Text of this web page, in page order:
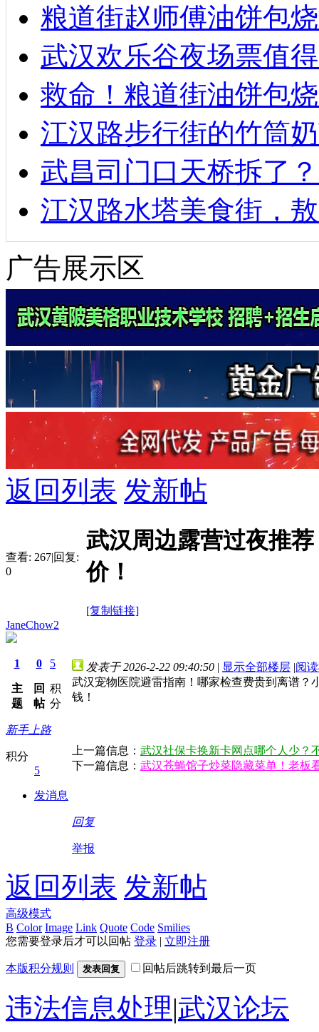
粮道街赵师傅油饼包
武汉欢乐谷夜场票值
救命！粮道街油饼包
江汉路步行街的竹筒
武昌司门口天桥拆了
江汉路水塔美食街，
广告展示区
返回列表 发新帖
查看: 267|回复:
0
武汉周边露营过夜推
价！
[复制链接]
JaneChow2
1
主
题
0
回
帖
5
积
分
新手上路
积分
5
发消息
发表于 2026-2-22 09:40:50 | 显示全部楼层 |阅
武汉宠物医院避雷指南！哪家检查费贵到离谱？
钱！
上一篇信息： 武汉社保卡换新卡网点哪个人少？
下一篇信息： 武汉苍蝇馆子炒菜隐藏菜单！老板
回复
举报
返回列表 发新帖
高级模式
B Color Image Link Quote Code Smilies
您需要登录后才可以回帖 登录 | 立即注册
本版积分规则 发表回复 回帖后跳转到最后一页
违法信息处理|武汉论坛